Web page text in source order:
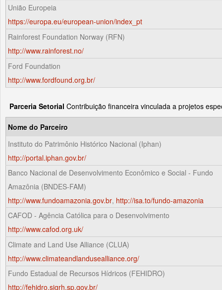
União Europeia
https://europa.eu/european-union/index_pt
Rainforest Foundation Norway (RFN)
http://www.rainforest.no/
Ford Foundation
http://www.fordfound.org.br/
Parceria Setorial Contribuição financeira vinculada a projetos
Nome do Parceiro
Instituto do Patrimônio Histórico Nacional (Iphan)
http://portal.iphan.gov.br/
Banco Nacional de Desenvolvimento Econômico e Social - Fundo
Amazônia (BNDES-FAM)
http://www.fundoamazonia.gov.br, http://isa.to/fundo-amazonia
CAFOD - Agência Católica para o Desenvolvimento
http://www.cafod.org.uk/
Climate and Land Use Alliance (CLUA)
http://www.climateandlandusealliance.org/
Fundo Estadual de Recursos Hídricos (FEHIDRO)
http://fehidro.sigrh.sp.gov.br/